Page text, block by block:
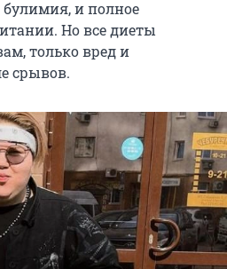
и полное
Но все диеты
только вред и
срывов.